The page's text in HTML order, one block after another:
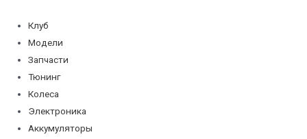
содержимому
Клуб
Модели
Запчасти
Тюнинг
Колеса
Электроника
Аккумуляторы